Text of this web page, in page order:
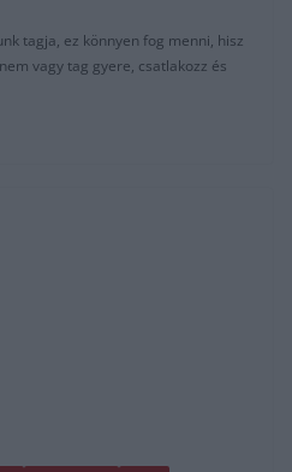
tagja, ez könnyen fog menni, hisz
vagy tag gyere, csatlakozz és